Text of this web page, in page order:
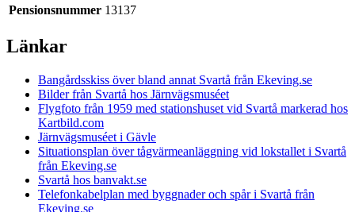
Pensionsnummer 13137
Länkar
Bangårdsskiss över bland annat Svartå från Ekeving.se
Bilder från Svartå hos Järnvägsmuséet
Flygfoto från 1959 med stationshuset vid Svartå markerad hos
Kartbild.com
Järnvägsmuséet i Gävle
Situationsplan över tågvärmeanläggning vid lokstallet i Svartå
från Ekeving.se
Svartå hos banvakt.se
Telefonkabelplan med byggnader och spår i Svartå från
Ekeving.se